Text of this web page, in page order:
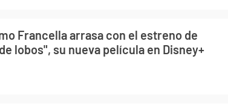
Francella arrasa con el estreno de
lobos", su nueva película en Disney+